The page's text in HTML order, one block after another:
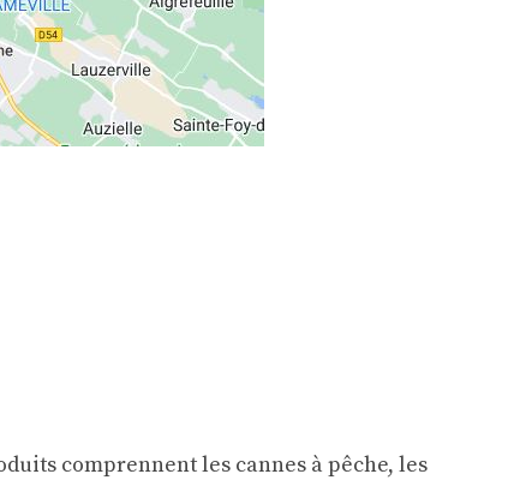
comprennent les cannes à pêche, les